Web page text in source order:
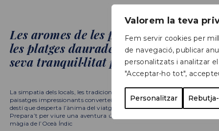
Valorem la teva
Fem servir cookies per
de navegació, publicar
personalitzats i analitzar
"Acceptar-ho tot",
Personalitzar
Les aromes de les plantacions de te i
les platges daurades criden amb la
seva tranquil·litat paradisíaca.
La simpatia dels locals, les tradicions autèntiques i els
paisatges impressionants converteixen Sri Lanka en un
destí que desperta l’ànima del viatger intrèpid.
Prepara’t per viure una aventura única, immersa en la
màgia de l’Oceà Índic